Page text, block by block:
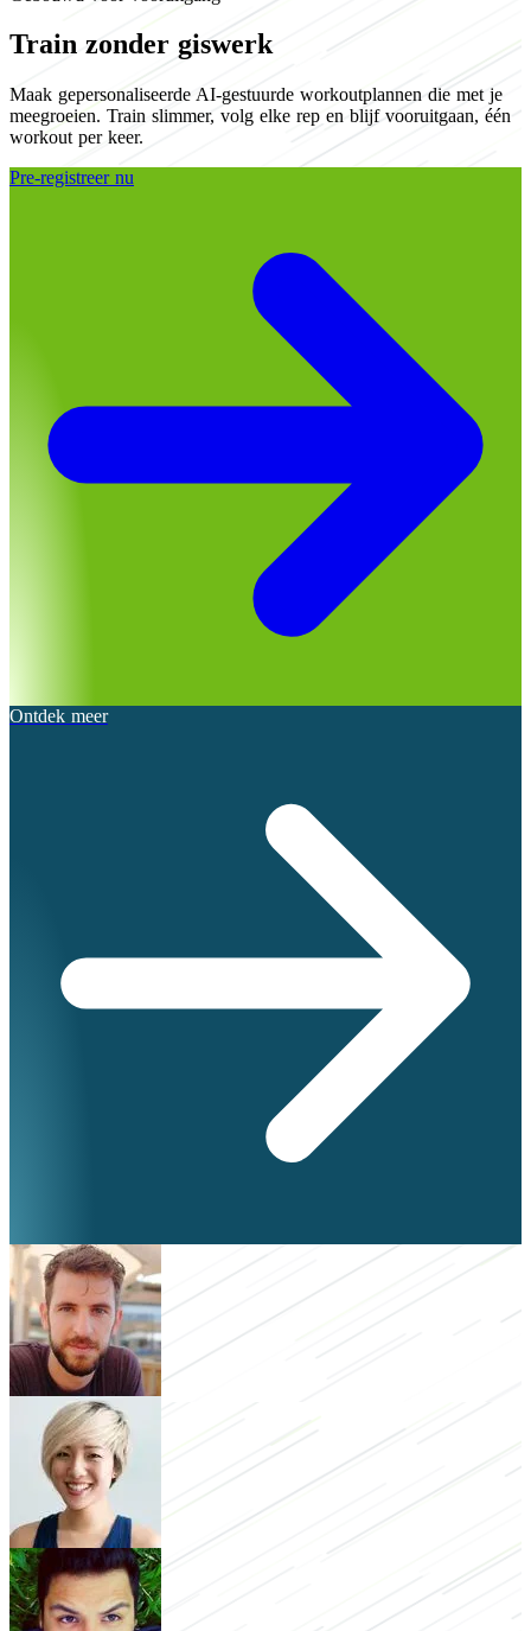
Train zonder giswerk
Maak gepersonaliseerde AI-gestuurde workoutplannen die met je
meegroeien. Train slimmer, volg elke rep en blijf vooruitgaan, één
workout per keer.
Pre-registreer nu
Ontdek meer